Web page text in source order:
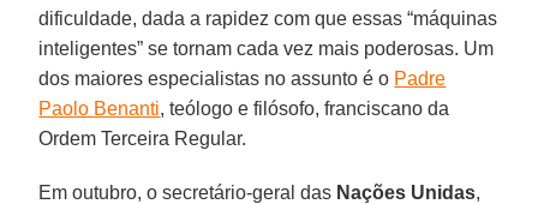
dificuldade, dada a rapidez com que essas “máquinas
inteligentes” se tornam cada vez mais poderosas. Um
dos maiores especialistas no assunto é o Padre
Paolo Benanti, teólogo e filósofo, franciscano da
Ordem Terceira Regular.
Em outubro, o secretário-geral das Nações Unidas,